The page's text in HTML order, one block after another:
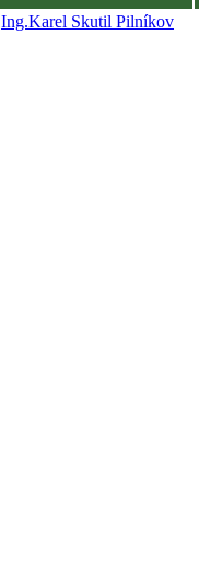
Ing.Karel Skutil Pilníkov